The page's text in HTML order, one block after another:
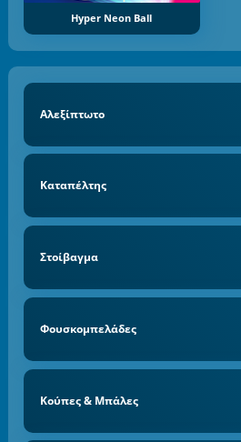
Hyper Neon Ball
Αλεξίπτωτο
Καταπέλτης
Στοίβαγμα
Φουσκομπελάδες
Κούπες & Μπάλες